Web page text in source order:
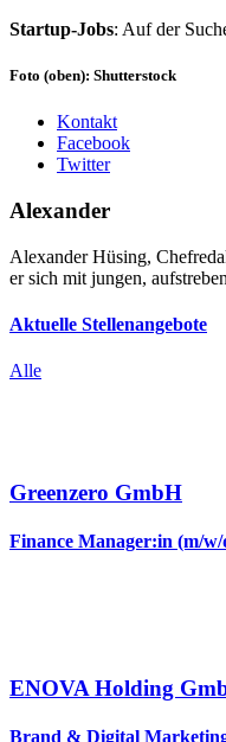
Startup-Jobs: Auf der
Foto (oben): Shutterstock
Kontakt
Facebook
Twitter
Alexander
Alexander Hüsing,
er sich mit jungen,
Aktuelle Stellenangebote
Alle
Greenzero GmbH
Finance Manager:in (m/
ENOVA Holding
Brand & Digital